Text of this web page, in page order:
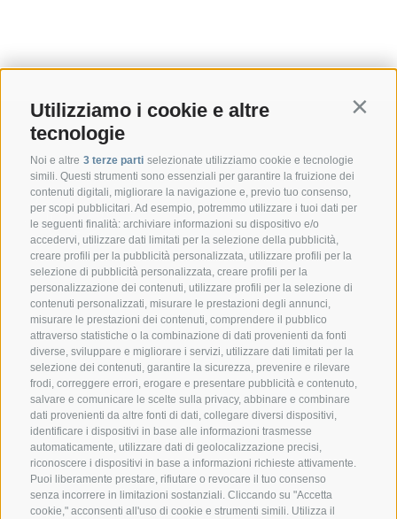
Utilizziamo i cookie e altre
tecnologie
Noi e altre 3 terze parti selezionate utilizziamo cookie e tecnologie
simili. Questi strumenti sono essenziali per garantire la fruizione dei
contenuti digitali, migliorare la navigazione e, previo tuo consenso,
per scopi pubblicitari. Ad esempio, potremmo utilizzare i tuoi dati per
le seguenti finalità: archiviare informazioni su dispositivo e/o
accedervi, utilizzare dati limitati per la selezione della pubblicità,
creare profili per la pubblicità personalizzata, utilizzare profili per la
selezione di pubblicità personalizzata, creare profili per la
personalizzazione dei contenuti, utilizzare profili per la selezione di
contenuti personalizzati, misurare le prestazioni degli annunci,
misurare le prestazioni dei contenuti, comprendere il pubblico
attraverso statistiche o la combinazione di dati provenienti da fonti
diverse, sviluppare e migliorare i servizi, utilizzare dati limitati per la
selezione dei contenuti, garantire la sicurezza, prevenire e rilevare
frodi, correggere errori, erogare e presentare pubblicità e contenuto,
salvare e comunicare le scelte sulla privacy, abbinare e combinare
dati provenienti da altre fonti di dati, collegare diversi dispositivi,
identificare i dispositivi in base alle informazioni trasmesse
automaticamente, utilizzare dati di geolocalizzazione precisi,
riconoscere i dispositivi in base a informazioni richieste attivamente.
Puoi liberamente prestare, rifiutare o revocare il tuo consenso
senza incorrere in limitazioni sostanziali. Cliccando su "Accetta
cookie," acconsenti all'uso di cookie e strumenti simili. Utilizza il
CONTATTO
Federazione Prov.le Allevatori Trento
Via delle Bettine, 40 - 38121 Trento
Tel.:+39 0461 432111
info@superbrown.it